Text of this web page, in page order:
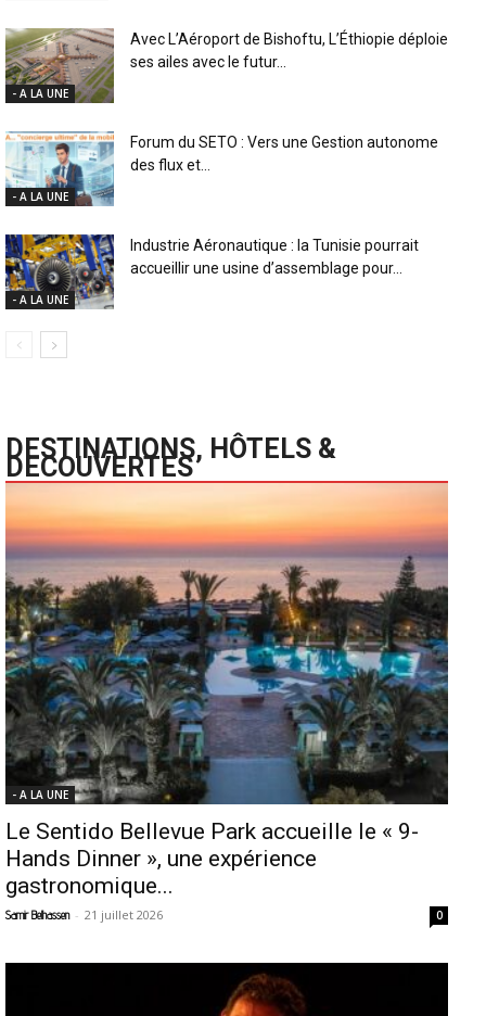
- A LA UNE
Avec L’Aéroport de Bishoftu, L’Éthiopie déploie
ses ailes avec le futur...
- A LA UNE
Forum du SETO : Vers une Gestion autonome
des flux et...
- A LA UNE
Industrie Aéronautique : la Tunisie pourrait
accueillir une usine d’assemblage pour...
DESTINATIONS, HÔTELS &
DECOUVERTES
- A LA UNE
Le Sentido Bellevue Park accueille le « 9-
Hands Dinner », une expérience
gastronomique...
Samir Belhassen - 21 juillet 2026 0